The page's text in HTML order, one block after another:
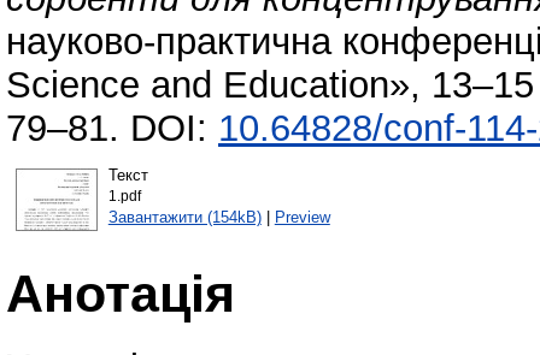
науково-практична
Science and Education»,
79–81. DOI: 10.64828/conf-
Текст
1.pdf
Завантажити (154kB)| Preview
Анотація